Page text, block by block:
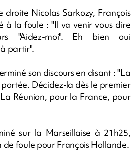
droite Nicolas Sarkozy, François
à la foule : "Il va venir vous dire
"Aidez-moi". Eh bien oui
partir".
son discours en disant : "La
Décidez-la dès le premier
Réunion, pour la France, pour
sur la Marseillaise à 21h25,
de foule pour François Hollande.